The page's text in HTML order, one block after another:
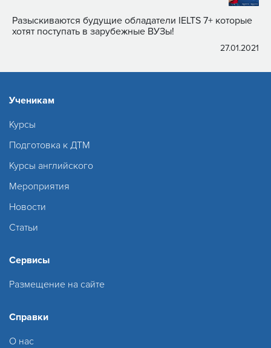
Разыскиваются будущие обладатели IELTS 7+ которые
хотят поступать в зарубежные ВУЗы!
27.01.2021
Ученикам
Курсы
Подготовка к ДТМ
Курсы английского
Мероприятия
Новости
Статьи
Сервисы
Размещение на сайте
Справки
О нас